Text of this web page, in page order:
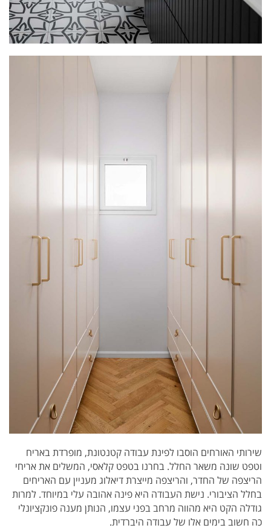
שירותי האורחים הוסבו לפינת עבודה קטנטונת, מופרדת באריח
וטפט שונה משאר החלל. בחרנו בטפט קלאסי, המשלים את אריחי
הריצפה של החדר, והריצפה מייצרת דיאלוג מעניין עם האריחים
בחלל הציבורי. נישת העבודה היא פינה אהובה עלי במיוחד. למרות
גודלה הקט היא מהווה מרחב בפני עצמו, הנותן מענה פונקציונלי
כה חשוב בימים אלו של עבודה היברדית.